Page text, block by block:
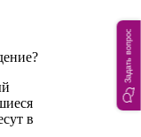
в
Задать вопрос